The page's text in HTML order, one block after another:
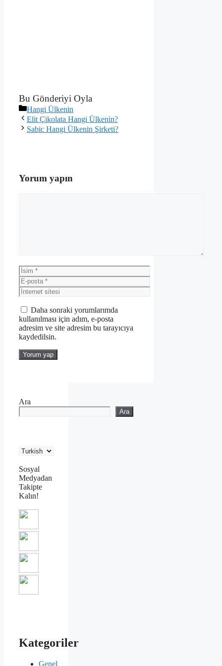
Bu Gönderiyi Oyla
Kategoriler
Hangi Ülkenin
Elit Çikolata Hangi Ülkenin?
Sabic Hangi Ülkenin Şirketi?
Yorum yapın
İsim
E-
posta
İnternet
sitesi
Daha sonraki yorumlarımda
kullanılması için adım, e-posta
adresim ve site adresim bu tarayıcıya
kaydedilsin.
Ara
Ara
Sosyal
Medyadan
Takipte
Kalın!
Kategoriler
Genel